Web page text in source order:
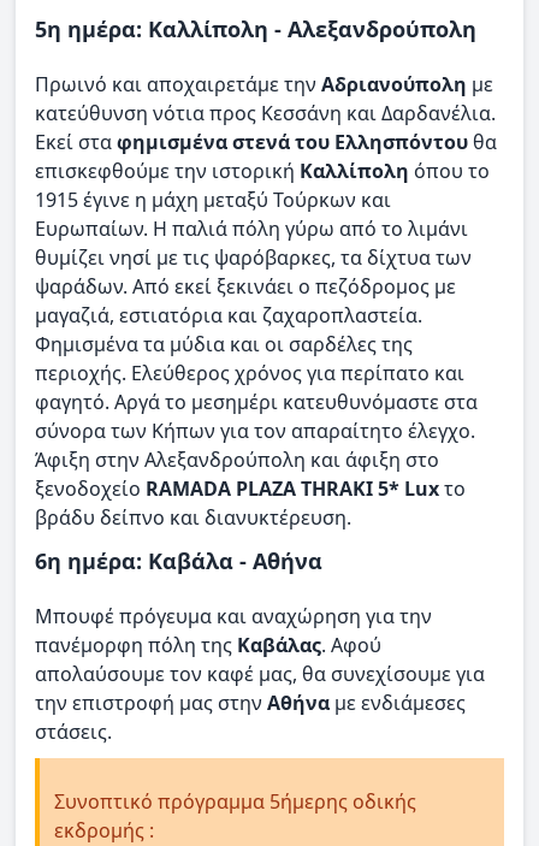
5η ημέρα: Καλλίπολη - Αλεξανδρούπολη
Πρωινό και αποχαιρετάμε την Αδριανούπολη με
κατεύθυνση νότια προς Κεσσάνη και Δαρδανέλια.
Εκεί σταφημισμένα στενά του Ελλησπόντουθα
επισκεφθούμε την ιστορική Καλλίπολη όπου το
1915 έγινε η μάχη μεταξύ Τούρκων και
Ευρωπαίων. Η παλιά πόλη γύρω από το λιμάνι
θυμίζει νησί με τις ψαρόβαρκες, τα δίχτυα των
ψαράδων. Από εκεί ξεκινάει ο πεζόδρομος με
μαγαζιά, εστιατόρια και ζαχαροπλαστεία.
Φημισμένα τα μύδια και οι σαρδέλες της
περιοχής. Ελεύθερος χρόνος για περίπατο και
φαγητό. Αργά το μεσημέρι κατευθυνόμαστε στα
σύνορα των Κήπων για τον απαραίτητο έλεγχο.
Άφιξη στην Αλεξανδρούπολη και άφιξη στο
ξενοδοχείο RAMADA PLAZA THRAKI 5* Luxτο
βράδυ δείπνο και διανυκτέρευση.
6η ημέρα: Καβάλα - Αθήνα
Μπουφέ πρόγευμα και αναχώρηση για την
πανέμορφη πόλη της Καβάλας. Αφού
απολαύσουμε τον καφέ μας, θα συνεχίσουμε για
την επιστροφή μας στην Αθήνα με ενδιάμεσες
στάσεις.
Συνοπτικό πρόγραμμα 5ήμερης οδικής
εκδρομής :